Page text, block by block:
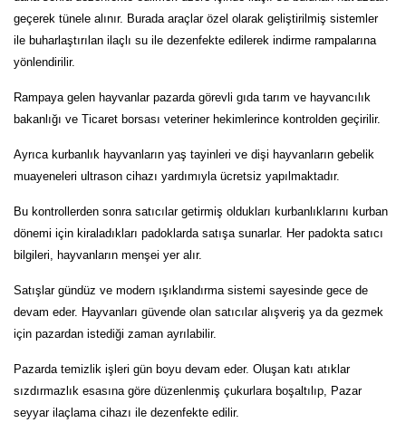
geçerek tünele alınır. Burada araçlar özel olarak geliştirilmiş sistemler
ile buharlaştırılan ilaçlı su ile dezenfekte edilerek indirme rampalarına
yönlendirilir.
Rampaya gelen hayvanlar pazarda görevli gıda tarım ve hayvancılık
bakanlığı ve Ticaret borsası veteriner hekimlerince kontrolden geçirilir.
Ayrıca kurbanlık hayvanların yaş tayinleri ve dişi hayvanların gebelik
muayeneleri ultrason cihazı yardımıyla ücretsiz yapılmaktadır.
Bu kontrollerden sonra satıcılar getirmiş oldukları kurbanlıklarını kurban
dönemi için kiraladıkları padoklarda satışa sunarlar. Her padokta satıcı
bilgileri, hayvanların menşei yer alır.
Satışlar gündüz ve modern ışıklandırma sistemi sayesinde gece de
devam eder. Hayvanları güvende olan satıcılar alışveriş ya da gezmek
için pazardan istediği zaman ayrılabilir.
Pazarda temizlik işleri gün boyu devam eder. Oluşan katı atıklar
sızdırmazlık esasına göre düzenlenmiş çukurlara boşaltılıp, Pazar
seyyar ilaçlama cihazı ile dezenfekte edilir.